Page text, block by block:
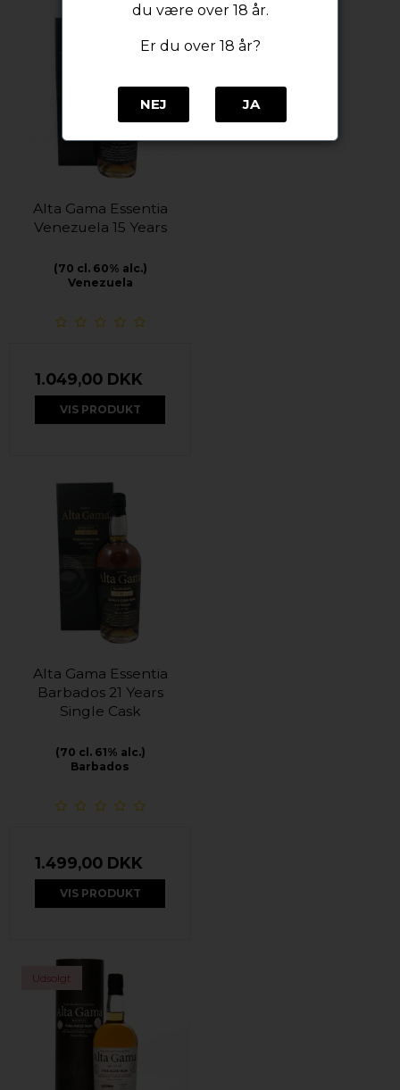
Alta Gama Essentia
Venezuela 15 Years
(70 cl. 60% alc.)
Venezuela
1.049,00 DKK
VIS PRODUKT
Alta Gama Essentia
Barbados 21 Years
Single Cask
(70 cl. 61% alc.)
Barbados
1.499,00 DKK
VIS PRODUKT
Udsolgt
du være over 18 år.
Er du over 18 år?
NEJ JA